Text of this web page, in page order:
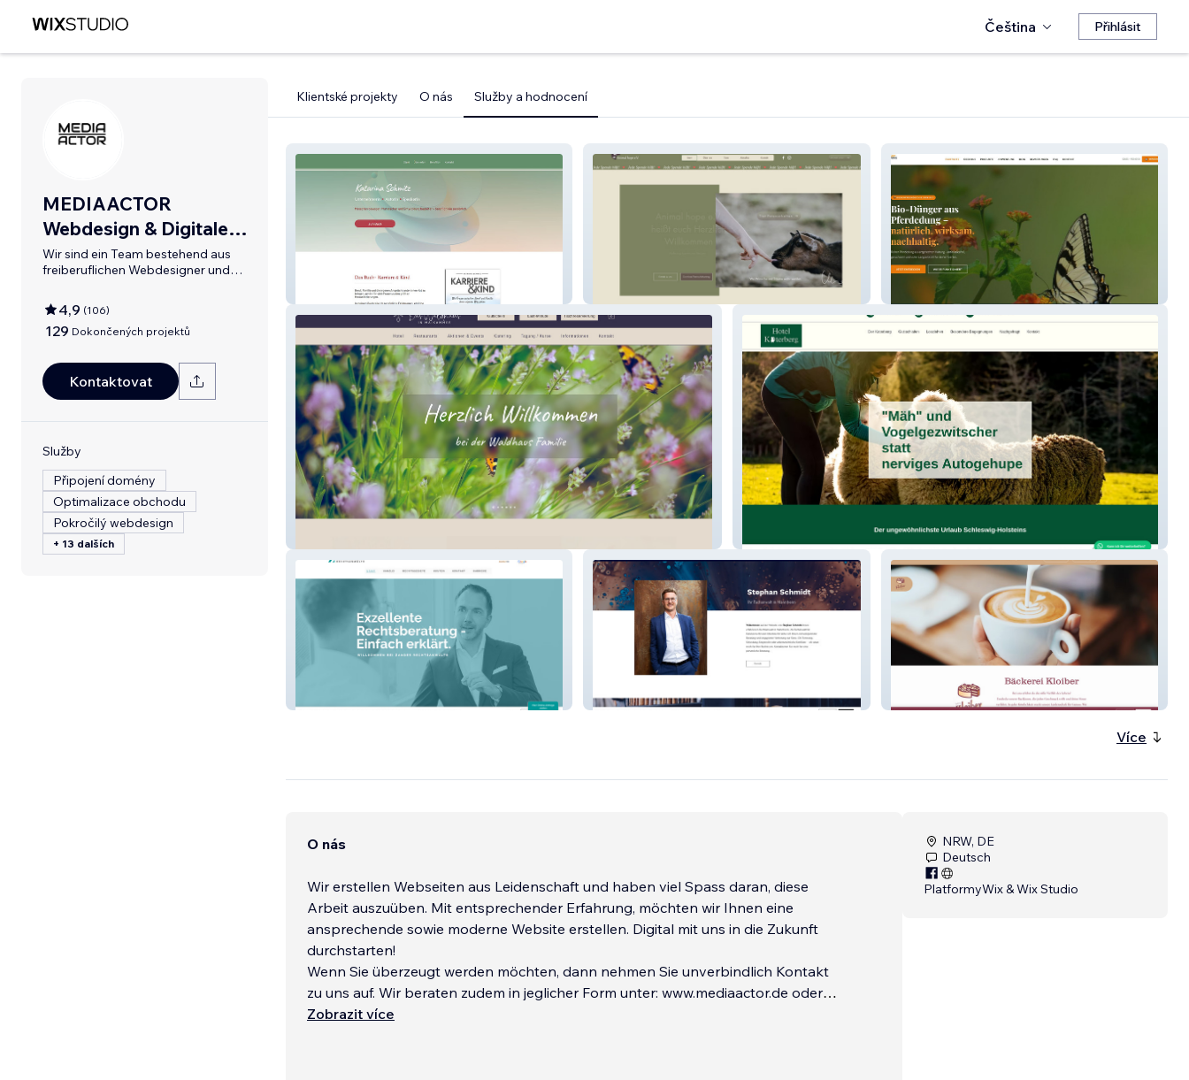
Čeština Přihlásit
MEDIAACTOR
Webdesign & Digitale
Medien
Wir sind ein Team bestehend aus
freiberuflichen Webdesigner und
4,9 (106)
129 Dokončených projektů
Kontaktovat
Služby
Připojení domény
Optimalizace obchodu
Pokročilý webdesign
+ 13 dalších
Klientské projekty O nás Služby a hodnocení
Katarina Schmitz EASYDUNG
Zander Rechtsanwälte Stephan Schmidt Bäckerei Kloiber
Více
O nás
Wir erstellen Webseiten aus Leidenschaft und haben viel Spass daran, diese
Arbeit auszuüben. Mit entsprechender Erfahrung, möchten wir Ihnen eine
ansprechende sowie moderne Website erstellen. Digital mit uns in die Zukunft
durchstarten!
Wenn Sie überzeugt werden möchten, dann nehmen Sie unverbindlich Kontakt
zu uns auf. Wir beraten zudem in jeglicher Form unter: www.mediaactor.de oder
Sie rufen unter +49 172 97 4
Zobrazit více
NRW, DE
Deutsch
PlatformyWix & Wix Studio